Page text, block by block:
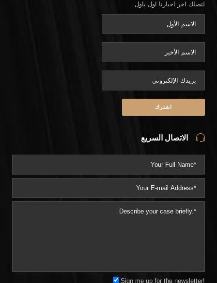
لتصلك اخر اخبارنا اول باول
الاتصال السريع
Sign me up for the newsletter!